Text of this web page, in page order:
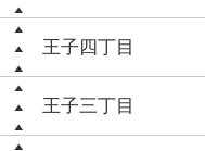
王子四丁目
王子三丁目